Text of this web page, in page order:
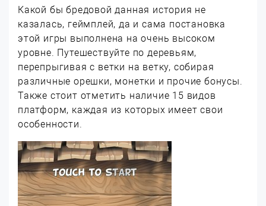
Какой бы бредовой данная история не
казалась, геймплей, да и сама постановка
этой игры выполнена на очень высоком
уровне. Путешествуйте по деревьям,
перепрыгивая с ветки на ветку, собирая
различные орешки, монетки и прочие бонусы.
Также стоит отметить наличие 15 видов
платформ, каждая из которых имеет свои
особенности.